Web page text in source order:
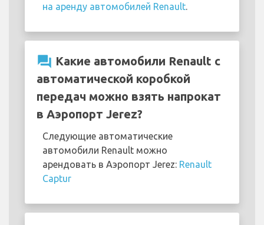
на аренду автомобилей Renault
question_answer Какие автомобили Renault с
автоматической коробкой
передач можно взять напрокат
в Аэропорт Jerez?
Следующие автоматические
автомобили Renault можно
арендовать в Аэропорт Jerez: Renault
Captur